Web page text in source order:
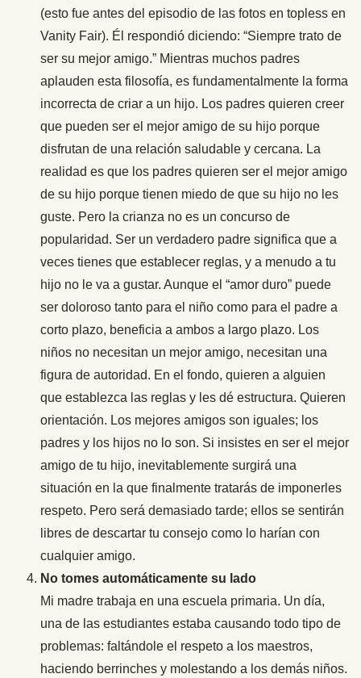
(esto fue antes del episodio de las fotos en topless en
Vanity Fair). Él respondió diciendo: “Siempre trato de
ser su mejor amigo.” Mientras muchos padres
aplauden esta filosofía, es fundamentalmente la forma
incorrecta de criar a un hijo. Los padres quieren creer
que pueden ser el mejor amigo de su hijo porque
disfrutan de una relación saludable y cercana. La
realidad es que los padres quieren ser el mejor amigo
de su hijo porque tienen miedo de que su hijo no les
guste. Pero la crianza no es un concurso de
popularidad. Ser un verdadero padre significa que a
veces tienes que establecer reglas, y a menudo a tu
hijo no le va a gustar. Aunque el “amor duro” puede
ser doloroso tanto para el niño como para el padre a
corto plazo, beneficia a ambos a largo plazo. Los
niños no necesitan un mejor amigo, necesitan una
figura de autoridad. En el fondo, quieren a alguien
que establezca las reglas y les dé estructura. Quieren
orientación. Los mejores amigos son iguales; los
padres y los hijos no lo son. Si insistes en ser el mejor
amigo de tu hijo, inevitablemente surgirá una
situación en la que finalmente tratarás de imponerles
respeto. Pero será demasiado tarde; ellos se sentirán
libres de descartar tu consejo como lo harían con
cualquier amigo.
No tomes automáticamente su lado
Mi madre trabaja en una escuela primaria. Un día,
una de las estudiantes estaba causando todo tipo de
problemas: faltándole el respeto a los maestros,
haciendo berrinches y molestando a los demás niños.